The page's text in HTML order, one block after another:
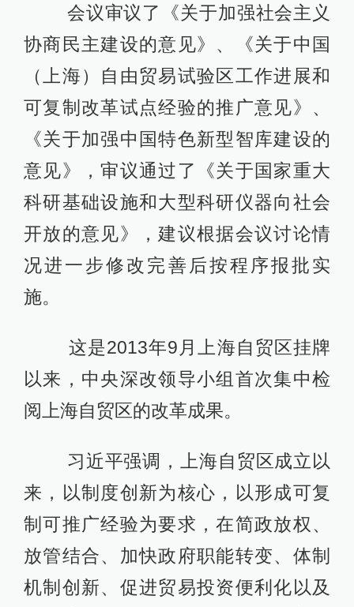
会议审议了《关于加强社会主义
协商民主建设的意见》、《关于中国
（上海）自由贸易试验区工作进展和
可复制改革试点经验的推广意见》、
《关于加强中国特色新型智库建设的
意见》，审议通过了《关于国家重大
科研基础设施和大型科研仪器向社会
开放的意见》，建议根据会议讨论情
况进一步修改完善后按程序报批实
施。
这是2013年9月上海自贸区挂牌
以来，中央深改领导小组首次集中检
阅上海自贸区的改革成果。
习近平强调，上海自贸区成立以
来，以制度创新为核心，以形成可复
制可推广经验为要求，在简政放权、
放管结合、加快政府职能转变、体制
机制创新、促进贸易投资便利化以及